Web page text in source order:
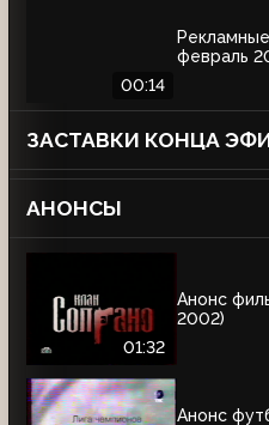
00:14
февраль
ЗАСТАВКИ КОНЦА
АНОНСЫ
01:32
Анонс
2002)
Анонс